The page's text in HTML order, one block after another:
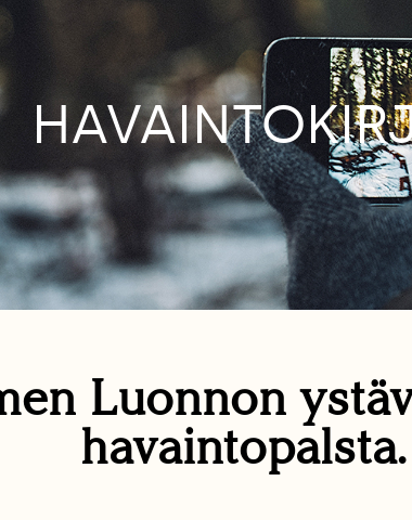
Luonnon
havaintopalsta.